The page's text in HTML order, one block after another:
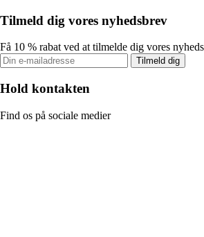
Tilmeld dig vores nyhedsbrev
Få 10 % rabat ved at tilmelde dig vores
Tilmeld dig
Hold kontakten
Find os på sociale medier